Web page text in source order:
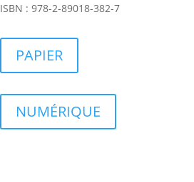
ISBN : 978-2-89018-382-7
PAPIER
NUMÉRIQUE